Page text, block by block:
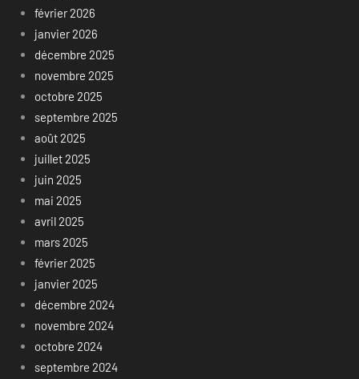
février 2026
janvier 2026
décembre 2025
novembre 2025
octobre 2025
septembre 2025
août 2025
juillet 2025
juin 2025
mai 2025
avril 2025
mars 2025
février 2025
janvier 2025
décembre 2024
novembre 2024
octobre 2024
septembre 2024